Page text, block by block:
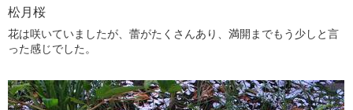
松月桜
花は咲いていましたが、蕾がたくさんあり、満開までもう少しと言
った感じでした。